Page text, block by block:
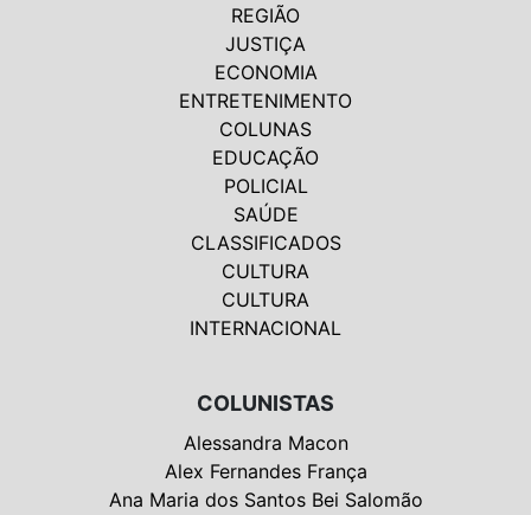
REGIÃO
JUSTIÇA
ECONOMIA
ENTRETENIMENTO
COLUNAS
EDUCAÇÃO
POLICIAL
SAÚDE
CLASSIFICADOS
CULTURA
CULTURA
INTERNACIONAL
COLUNISTAS
Alessandra Macon
Alex Fernandes França
Ana Maria dos Santos Bei Salomão